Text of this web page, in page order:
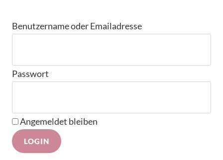
Benutzername oder Emailadresse
Passwort
Angemeldet bleiben